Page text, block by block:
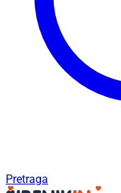
Pretraga